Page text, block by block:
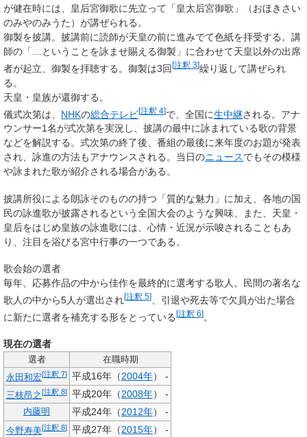
が健在時には、皇后宮御歌に先立って「皇太后宮御歌」（おほきさい
のみやのみうた）が講ぜられる。
御製を披講。披講前に読師が天皇の前に進みでて色紙を拝受する。講
師の「…ということを詠ませ賜える御製」に合わせて天皇以外の出席
者が起立、御製を拝聴する。御製は3回[注釈 3]繰り返して講ぜられ
る。
天皇・皇族が還御する。
儀式次第は、 NHKの総合テレビ[注釈 4]で、全国に生中継される。アナ
ウンサー1名が式次第を実況し、披講の最中に詠まれている歌の背景
などを解説する。式次第の終了後、番組の最後に来年度のお題が発表
され、詠進の方法もアナウンスされる。当日のニュースでもその模様
や詠まれた歌が紹介される場合がある。
披講所役による朗詠そのものの持つ「質的な魅力」に加え、各地の国
民の詠進歌が披露されるという全国大会のような興味、また、天皇・
皇后をはじめ皇族の詠進歌には、心情・近況が示唆されることもあ
り、注目を浴びる宮中行事の一つである。
歌会始の選者
毎年、応募作品の中から佳作を最終的に選考する歌人。民間の著名な
歌人の中から5人が選出され[注釈 5]
、引退や死去等で欠員が出た場合
に新たに選者を補充する形をとっている [注釈 6] 。
現在の選者
選者
在職時期
永田和宏[注釈 7] 平成16年（2004年） -
三枝昂之 [注釈 8] 平成20年（2008年） -
内藤明 平成24年（2012年） -
今野寿美[注釈 8] 平成27年（2015年） -